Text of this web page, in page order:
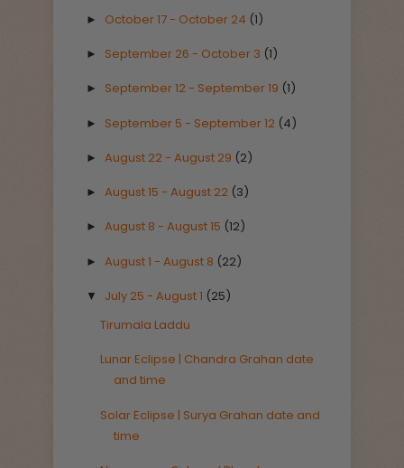
► October 17 - October 24 (1)
► September 26 - October 3 (1)
► September 12 - September 19 (1)
► September 5 - September 12 (4)
► August 22 - August 29 (2)
► August 15 - August 22 (3)
► August 8 - August 15 (12)
► August 1 - August 8 (22)
▼ July 25 - August 1 (25)
Tirumala Laddu
Lunar Eclipse | Chandra Grahan date
and time
Solar Eclipse | Surya Grahan date and
time